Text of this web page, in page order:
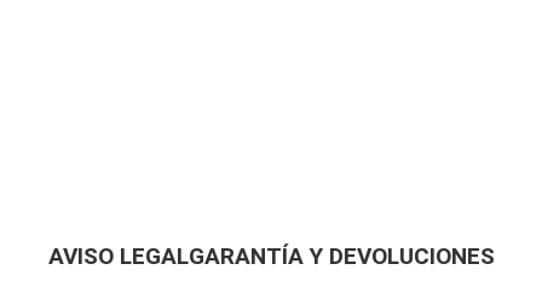
AVISO LEGALGARANTÍA Y DEVOLUCIONES